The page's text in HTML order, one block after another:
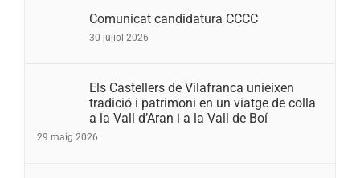
Comunicat candidatura CCCC
30 juliol 2026
Els Castellers de Vilafranca unieixen
tradició i patrimoni en un viatge de colla
a la Vall d’Aran i a la Vall de Boí
29 maig 2026